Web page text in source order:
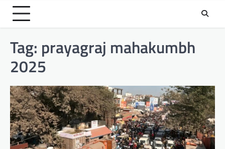
Tag: prayagraj mahakumbh
2025